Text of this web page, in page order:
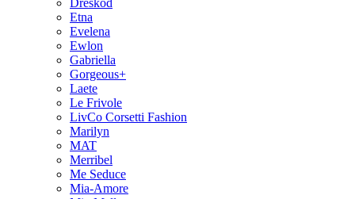
Dreskod
Etna
Evelena
Ewlon
Gabriella
Gorgeous+
Laete
Le Frivole
LivCo Corsetti Fashion
Marilyn
MAT
Merribel
Me Seduce
Mia-Amore